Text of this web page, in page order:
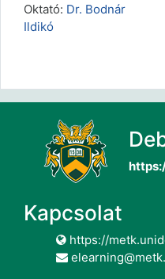
Oktató: Dr. Bodnár
Ildikó
Kapcsolat
https://